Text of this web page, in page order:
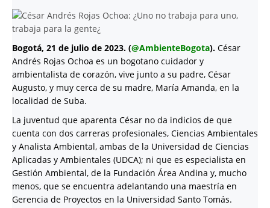
Bogotá, 21 de julio de 2023. (@AmbienteBogota). César
Andrés Rojas Ochoa es un bogotano cuidador y
ambientalista de corazón, vive junto a su padre, César
Augusto, y muy cerca de su madre, María Amanda, en la
localidad de Suba.
La juventud que aparenta César no da indicios de que
cuenta con dos carreras profesionales, Ciencias Ambientales
y Analista Ambiental, ambas de la Universidad de Ciencias
Aplicadas y Ambientales (UDCA); ni que es especialista en
Gestión Ambiental, de la Fundación Área Andina y, mucho
menos, que se encuentra adelantando una maestría en
Gerencia de Proyectos en la Universidad Santo Tomás.